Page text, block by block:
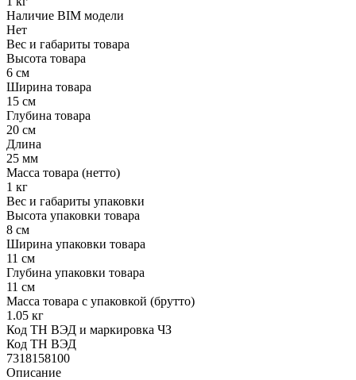
Наличие BIM модели
Нет
Вес и габариты товара
Высота товара
6 см
Ширина товара
15 см
Глубина товара
20 см
Длина
25 мм
Масса товара (нетто)
1 кг
Вес и габариты упаковки
Высота упаковки товара
8 см
Ширина упаковки товара
11 см
Глубина упаковки товара
11 см
Масса товара с упаковкой (брутто)
1.05 кг
Код ТН ВЭД и маркировка ЧЗ
Код ТН ВЭД
7318158100
Описание